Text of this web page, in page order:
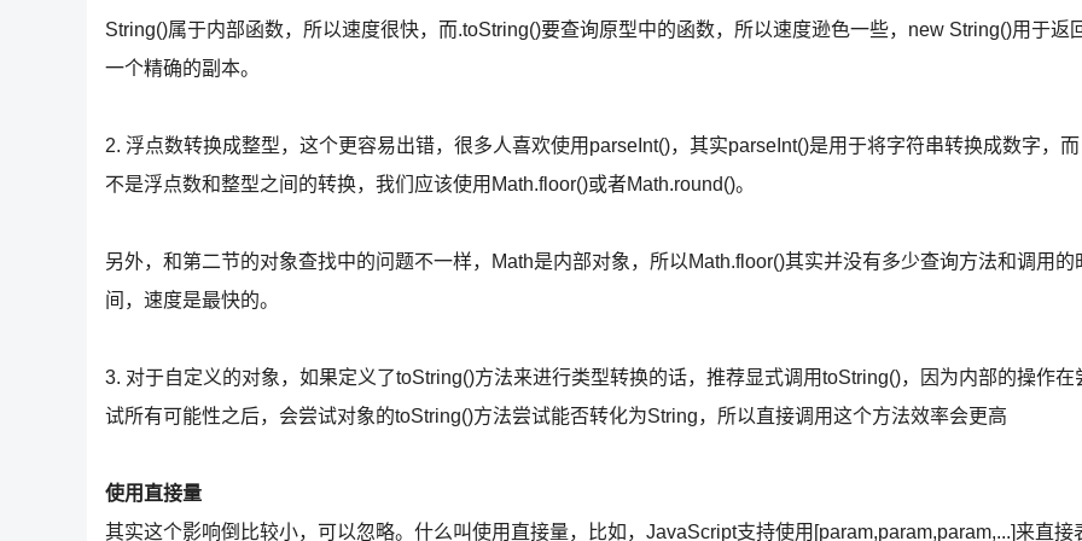
String()属于内部函数，所以速度很快，而.toString()要查询原型中的函数，所以速度逊色一些，new String()用于返
一个精确的副本。
2. 浮点数转换成整型，这个更容易出错，很多人喜欢使用parseInt()，其实parseInt()是用于将字符串转换成数字，而
不是浮点数和整型之间的转换，我们应该使用Math.floor()或者Math.round()。
另外，和第二节的对象查找中的问题不一样，Math是内部对象，所以Math.floor()其实并没有多少查询方法和调用的
间，速度是最快的。
3. 对于自定义的对象，如果定义了toString()方法来进行类型转换的话，推荐显式调用toString()，因为内部的操作在
试所有可能性之后，会尝试对象的toString()方法尝试能否转化为String，所以直接调用这个方法效率会更高
使用直接量
其实这个影响倒比较小，可以忽略。什么叫使用直接量，比如，JavaScript支持使用[param,param,param,...]来直接